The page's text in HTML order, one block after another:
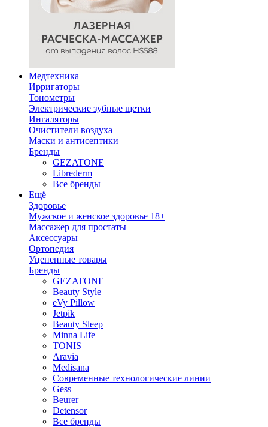
Медтехника
Ирригаторы
Тонометры
Электрические зубные щетки
Ингаляторы
Очистители воздуха
Маски и антисептики
Бренды
GEZATONE
Librederm
Все бренды
Ещё
Здоровье
Мужское и женское здоровье 18+
Массажер для простаты
Аксессуары
Ортопедия
Уцененные товары
Бренды
GEZATONE
Beauty Style
eVy Pillow
Jetpik
Beauty Sleep
Minna Life
TONIS
Aravia
Medisana
Современные технологические линии
Gess
Beurer
Detensor
Все бренды